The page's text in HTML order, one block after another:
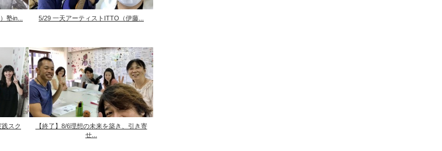
塾in... 5/29 一天アーティストITTO（伊藤...
スク
【終了】8/6理想の未来を築き、引き寄
せ...